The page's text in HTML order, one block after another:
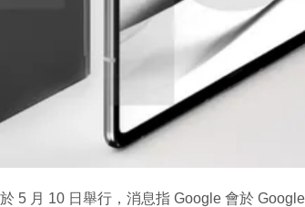
5 月 10 日舉行，消息指 Google 會於